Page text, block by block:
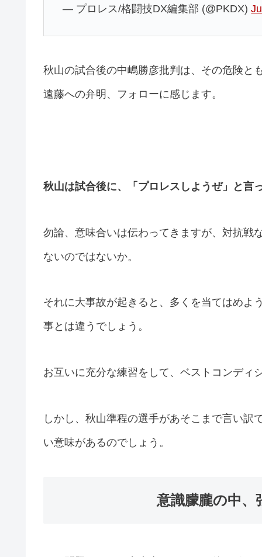
— プロレス/格闘技DX編集部 (@PKDX)
秋山の試合後の中嶋勝彦批判は、その危険と
遠藤への弁明、フォローに感じます。
秋山は試合後に、「プロレスしようぜ」と言
勿論、意味合いは伝わってきますが、対抗戦
ないのではないか。
それに大事故が起きると、多くを当てはめよ
事とは違うでしょう。
お互いに充分な練習をして、ベストコンディ
しかし、秋山準程の選手があそこまで言い
い意味があるのでしょう。
意識朦朧の中、